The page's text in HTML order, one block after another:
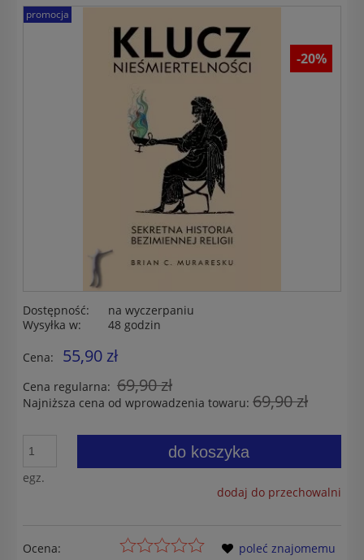
promocja
-20%
Dostępność:
na wyczerpaniu
Wysyłka w:
48 godzin
Cena: 55,90 zł
Cena regularna: 69,90 zł
Najniższa cena od wprowadzenia towaru: 69,90 zł
egz.
do koszyka
dodaj do przechowalni
Ocena:
poleć znajomemu